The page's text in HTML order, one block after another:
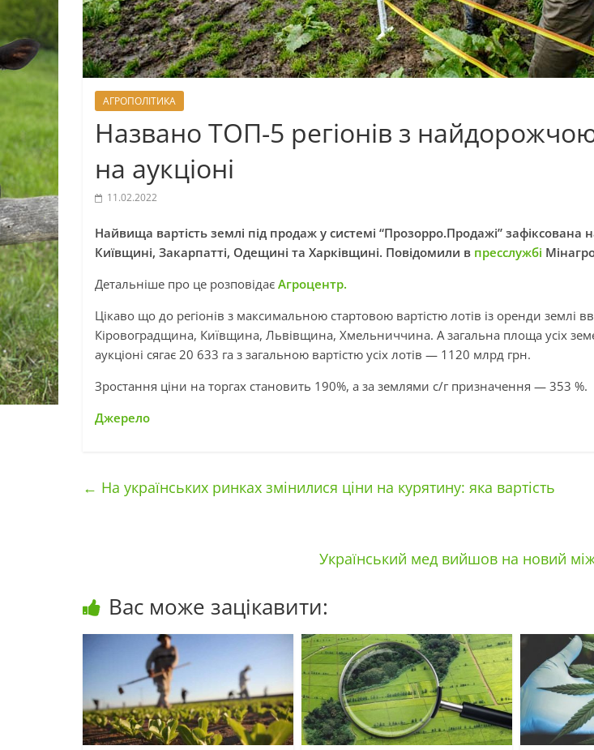
АГРОПОЛІТИКА
Названо ТОП-5 регіонів з
на аукціоні
11.02.2022
Найвища вартість землі під продаж у системі “Прозорро.Продажі” зафіксована
Київщині, Закарпатті, Одещині та Харківщині. Повідомили в пресслужбі
Детальніше про це розповідає Агроцентр.
Цікаво що до регіонів з максимальною стартовою вартістю лотів із оренди землі
Кіровоградщина, Київщина, Львівщина, Хмельниччина. А загальна площа усіх
аукціоні сягає 20 633 га з загальною вартістю усіх лотів — 1120 млрд грн.
Зростання ціни на торгах становить 190%, а за землями с/г призначення — 353 %.
Джерело
← На українських ринках змінилися ціни на курятину: яка вартість
Український мед вийшов на новий
Вас може зацікавити: